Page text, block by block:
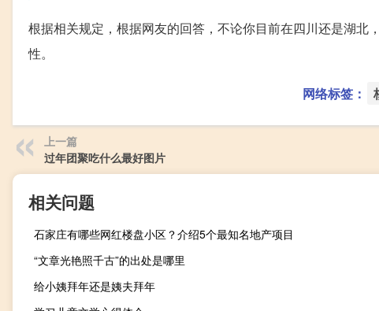
根据相关规定，根据网友的回答，不论你目前在四川还是湖
性。
网络标签：
上一篇
过年团聚吃什么最好图片
相关问题
石家庄有哪些网红楼盘小区？介绍5个最知名地产项目
“文章光艳照千古”的出处是哪里
给小姨拜年还是姨夫拜年